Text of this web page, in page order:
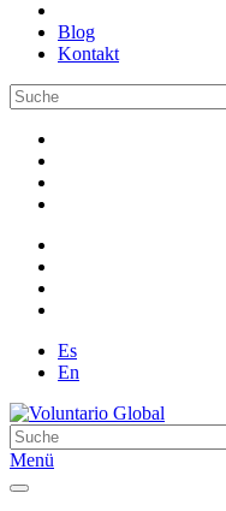
Blog
Kontakt
Es
En
Menü